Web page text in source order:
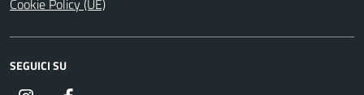
SEGUICI SU